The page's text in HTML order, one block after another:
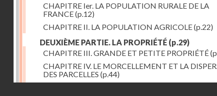
CHAPITRE Ier. LA POPULATION RURALE DE LA
FRANCE(p.12)
CHAPITRE II. LA POPULATION AGRICOLE(p.22)
DEUXIÈME PARTIE. LA PROPRIÉTÉ (p.29)
CHAPITRE III. GRANDE ET PETITE PROPRIÉTÉ
CHAPITRE IV. LE MORCELLEMENT ET LA
DES PARCELLES (p.44)